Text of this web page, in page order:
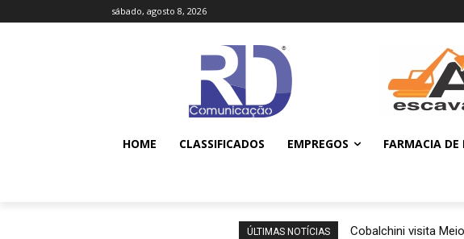
sábado, agosto 8, 2026
HOME CLASSIFICADOS EMPREGOS FARMACIA
ÚLTIMAS NOTÍCIAS Cobalchini visita